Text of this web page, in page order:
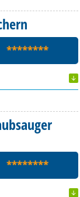
********
********